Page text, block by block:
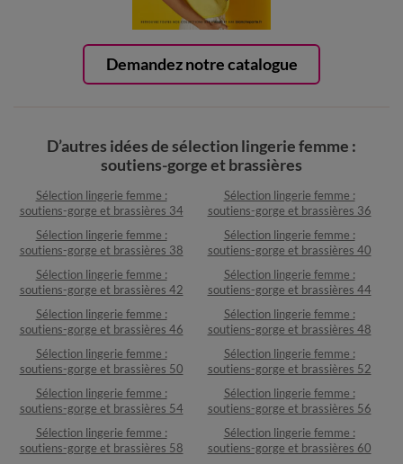
Demandez notre catalogue
D’autres idées de sélection lingerie femme :
soutiens-gorge et brassières
Sélection lingerie femme :
soutiens-gorge et brassières 34
Sélection lingerie femme :
soutiens-gorge et brassières 36
Sélection lingerie femme :
soutiens-gorge et brassières 38
Sélection lingerie femme :
soutiens-gorge et brassières 40
Sélection lingerie femme :
soutiens-gorge et brassières 42
Sélection lingerie femme :
soutiens-gorge et brassières 44
Sélection lingerie femme :
soutiens-gorge et brassières 46
Sélection lingerie femme :
soutiens-gorge et brassières 48
Sélection lingerie femme :
soutiens-gorge et brassières 50
Sélection lingerie femme :
soutiens-gorge et brassières 52
Sélection lingerie femme :
soutiens-gorge et brassières 54
Sélection lingerie femme :
soutiens-gorge et brassières 56
Sélection lingerie femme :
soutiens-gorge et brassières 58
Sélection lingerie femme :
soutiens-gorge et brassières 60